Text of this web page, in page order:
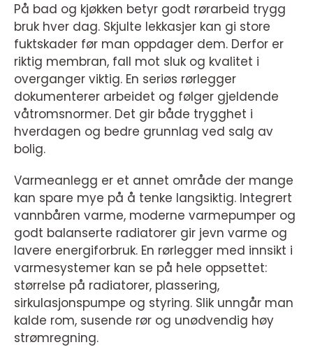
På bad og kjøkken betyr godt rørarbeid trygg
bruk hver dag. Skjulte lekkasjer kan gi store
fuktskader før man oppdager dem. Derfor er
riktig membran, fall mot sluk og kvalitet i
overganger viktig. En seriøs rørlegger
dokumenterer arbeidet og følger gjeldende
våtromsnormer. Det gir både trygghet i
hverdagen og bedre grunnlag ved salg av
bolig.
Varmeanlegg er et annet område der mange
kan spare mye på å tenke langsiktig. Integrert
vannbåren varme, moderne varmepumper og
godt balanserte radiatorer gir jevn varme og
lavere energiforbruk. En rørlegger med innsikt i
varmesystemer kan se på hele oppsettet:
størrelse på radiatorer, plassering,
sirkulasjonspumpe og styring. Slik unngår man
kalde rom, susende rør og unødvendig høy
strømregning.